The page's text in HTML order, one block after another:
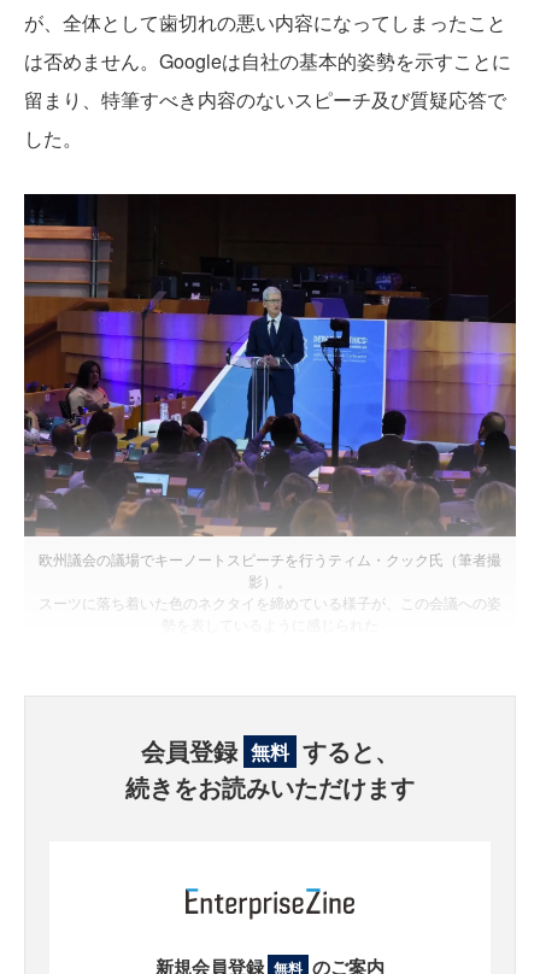
が、全体として歯切れの悪い内容になってしまったこと
は否めません。Googleは自社の基本的姿勢を示すことに
留まり、特筆すべき内容のないスピーチ及び質疑応答で
した。
欧州議会の議場でキーノートスピーチを行うティム・クック氏（筆者撮
影）。
スーツに落ち着いた色のネクタイを締めている様子が、この会議への姿
会員登録 無料 すると、
続きをお読みいただけます
新規会員登録 無料 のご案内